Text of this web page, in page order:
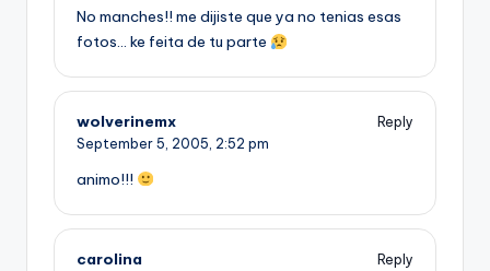
No manches!! me dijiste que ya no tenias esas
fotos… ke feita de tu parte
wolverinemx
Reply
September 5, 2005, 2:52 pm
animo!!!
carolina
Reply